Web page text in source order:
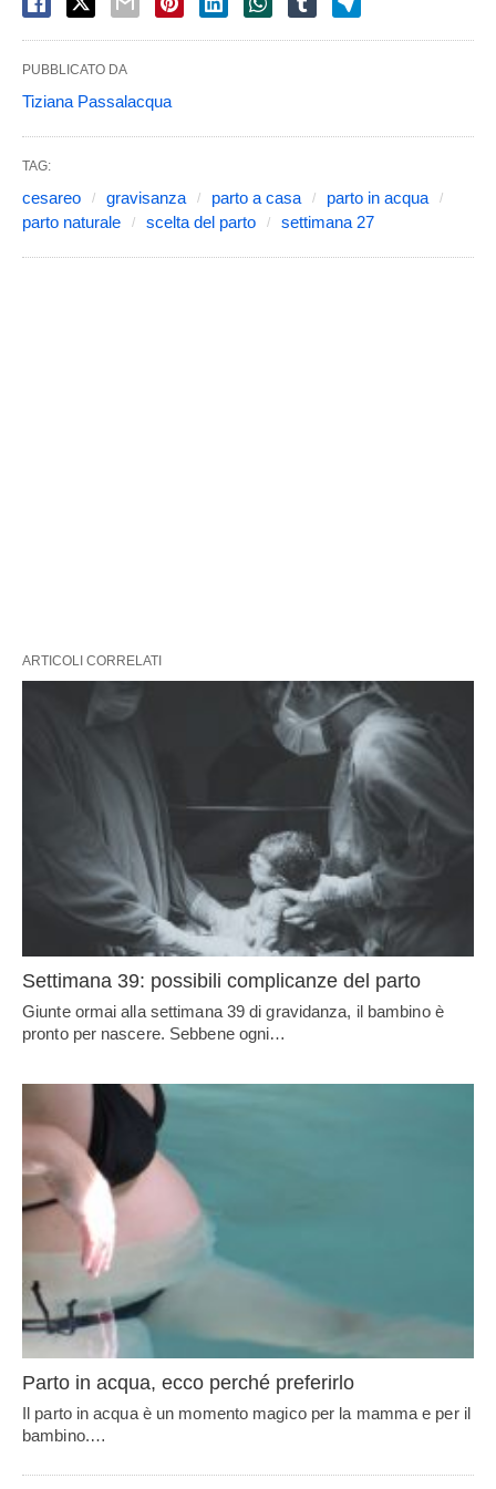
PUBBLICATO DA
Tiziana Passalacqua
TAG:
cesareo gravisanza parto a casa
parto in acqua
parto naturale
scelta del parto settimana 27
ARTICOLI CORRELATI
Settimana 39: possibili complicanze del parto
Giunte ormai alla settimana 39 di gravidanza, il bambino è
pronto per nascere. Sebbene ogni…
Parto in acqua, ecco perché preferirlo
Il parto in acqua è un momento magico per la mamma e per il
bambino.…